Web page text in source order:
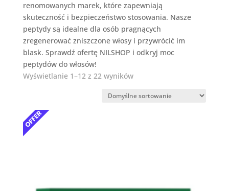
renomowanych marek, które zapewniają
skuteczność i bezpieczeństwo stosowania. Nasze
peptydy są idealne dla osób pragnących
zregenerować zniszczone włosy i przywrócić im
blask. Sprawdź ofertę NILSHOP i odkryj moc
peptydów do włosów!
Wyświetlanie 1–12 z 22 wyników